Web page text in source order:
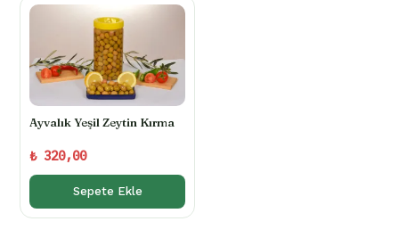
Ayvalık Yeşil Zeytin Kırma
₺320,00
Sepete Ekle